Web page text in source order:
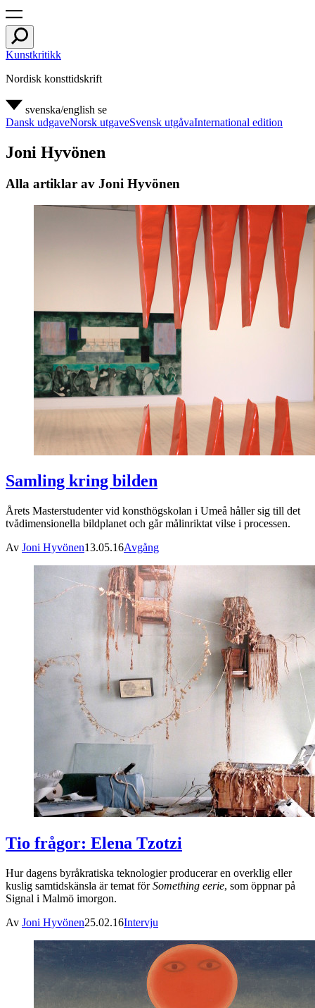
Kunstkritikk
Nordisk konsttidskrift
svenska/english se
Dansk udgaveNorsk utgaveSvensk utgåvaInternational edition
Joni Hyvönen
Alla artiklar av Joni Hyvönen
Samling kring bilden
Årets Masterstudenter vid konsthögskolan i Umeå håller sig till det
tvådimensionella bildplanet och går målinriktat vilse i processen.
Av Joni Hyvönen13.05.16Avgång
Tio frågor: Elena Tzotzi
Hur dagens byråkratiska teknologier producerar en overklig eller
kuslig samtidskänsla är temat förSomething eerie, som öppnar på
Signal i Malmö imorgon.
Av Joni Hyvönen25.02.16Intervju